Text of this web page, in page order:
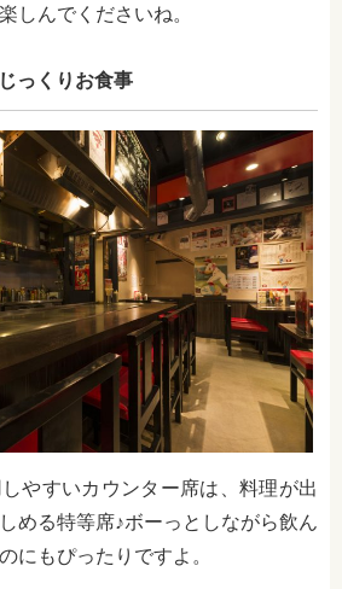
しんでくださいね。
っくりお食事
やすいカウンター席は、料理が出
める特等席♪ボーっとしながら飲ん
にもぴったりですよ。